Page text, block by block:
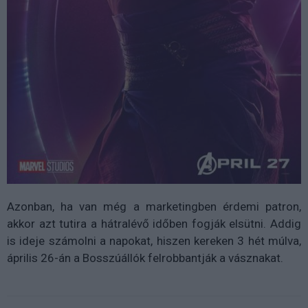
Azonban, ha van még a marketingben érdemi patron,
akkor azt tutira a hátralévő időben fogják elsütni. Addig
is ideje számolni a napokat, hiszen kereken 3 hét múlva,
április 26-án a Bosszúállók felrobbantják a vásznakat.